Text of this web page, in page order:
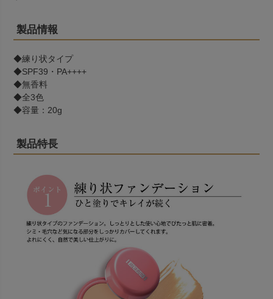
製品情報
◆練り状タイプ
◆SPF39・PA++++
◆無香料
◆全3色
◆容量：20g
製品特長